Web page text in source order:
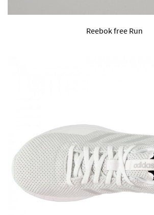
Reebok free Run